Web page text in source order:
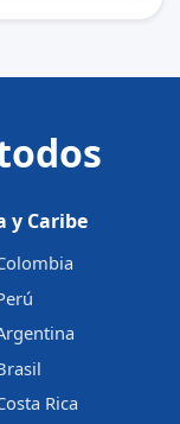
y Caribe
Rica